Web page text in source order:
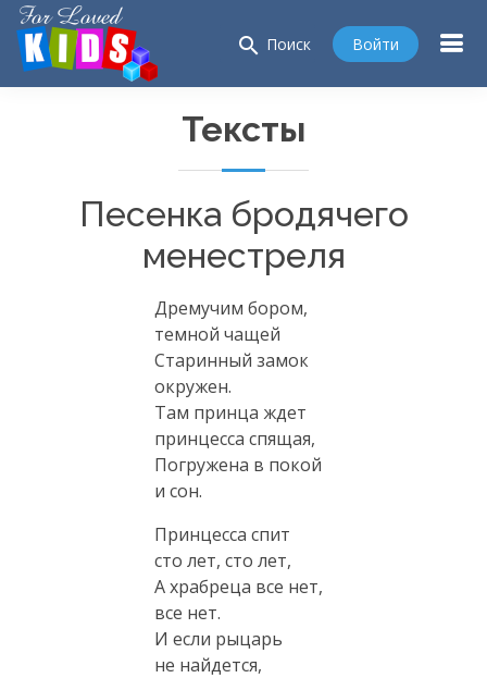
search Поиск Войти
Тексты
Песенка бродячего
менестреля
Дремучим бором,
темной чащей
Старинный замок
окружен.
Там принца ждет
принцесса спящая,
Погружена в покой
и сон.
Принцесса спит
сто лет, сто лет,
А храбреца все нет,
все нет.
И если рыцарь
не найдется,